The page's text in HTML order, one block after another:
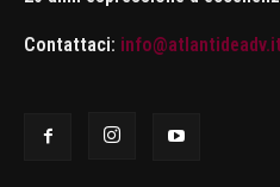
Contattaci: info@atlantideadv.it